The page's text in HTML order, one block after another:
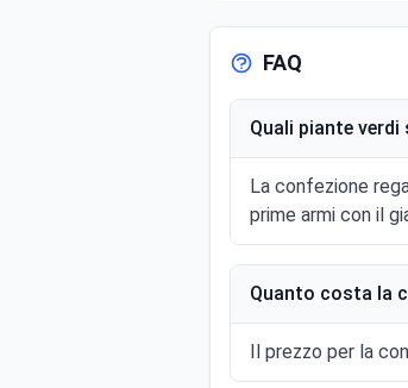
FAQ
Quali piante
La confezione
prime armi con il
Quanto costa la
Il prezzo per la